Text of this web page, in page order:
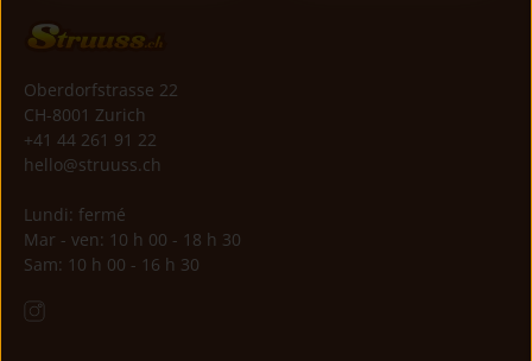
Oberdorfstrasse 22
CH-8001 Zurich
+41 44 261 91 22
hello@struuss.ch
Lundi: fermé
Mar - ven: 10 h 00 - 18 h 30
Sam: 10 h 00 - 16 h 30